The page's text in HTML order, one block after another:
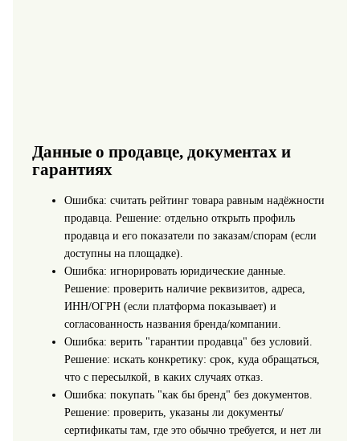
Данные о продавце, документах и
гарантиях
Ошибка: считать рейтинг товара равным надёжности
продавца. Решение: отдельно открыть профиль
продавца и его показатели по заказам/спорам (если
доступны на площадке).
Ошибка: игнорировать юридические данные.
Решение: проверить наличие реквизитов, адреса,
ИНН/ОГРН (если платформа показывает) и
согласованность названия бренда/компании.
Ошибка: верить "гарантии продавца" без условий.
Решение: искать конкретику: срок, куда обращаться,
что с пересылкой, в каких случаях отказ.
Ошибка: покупать "как бы бренд" без документов.
Решение: проверить, указаны ли документы/
сертификаты там, где это обычно требуется, и нет ли